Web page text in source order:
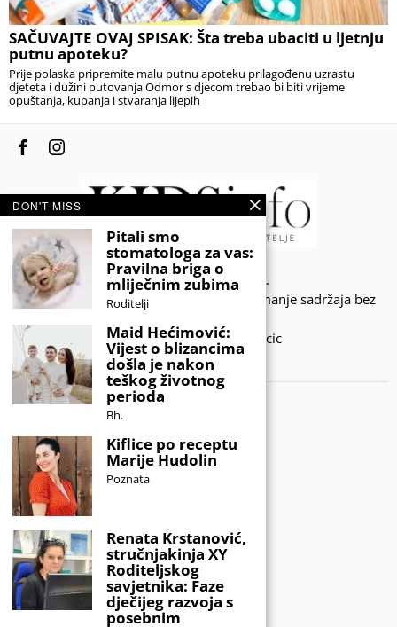
SAČUVAJTE OVAJ SPISAK: Šta treba ubaciti u ljetnju
putnu apoteku?
Prije polaska pripremite malu putnu apoteku prilagođenu uzrastu
djeteta i dužini putovanja Odmor s djecom trebao bi biti vrijeme
opuštanja, kupanja i stvaranja lijepih
© 2020 - KIDSINFO.BA.
Sva prava zadržana. Zabranjeno preuzimanje sadržaja bez
Developed by Amar SIjercic
IZAŠAO JE NOVI MAGAZIN!
DON'T MISS
Pitali smo
stomatologa za vas:
Pravilna briga o
mliječnim zubima
Roditelji
Maid Hećimović:
Vijest o blizancima
došla je nakon
teškog životnog
perioda
Bh.
Kiflice po receptu
Marije Hudolin
Poznata
Renata Krstanović,
stručnjakinja XY
Roditeljskog
savjetnika: Faze
dječijeg razvoja s
posebnim